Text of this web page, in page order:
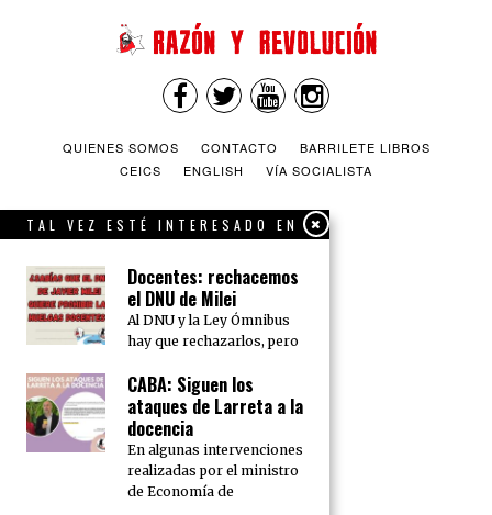
QUIENES SOMOS CONTACTO
BARRILETE LIBROS
CEICS
ENGLISH VÍA SOCIALISTA
TAL VEZ ESTÉ INTERESADO EN
Docentes: rechacemos
el DNU de Milei
Al DNU y la Ley Ómnibus
hay que rechazarlos, pero
CABA: Siguen los
ataques de Larreta a la
docencia
En algunas intervenciones
realizadas por el ministro
de Economía de